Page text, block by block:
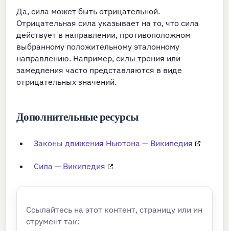
Да, сила может быть отрицательной.
Отрицательная сила указывает на то, что сила
действует в направлении, противоположном
выбранному положительному эталонному
направлению. Например, силы трения или
замедления часто представляются в виде
отрицательных значений.
Дополнительные ресурсы
Законы движения Ньютона — Википедия
Сила — Википедия
Ссылайтесь на этот контент, страницу или ин
струмент так: